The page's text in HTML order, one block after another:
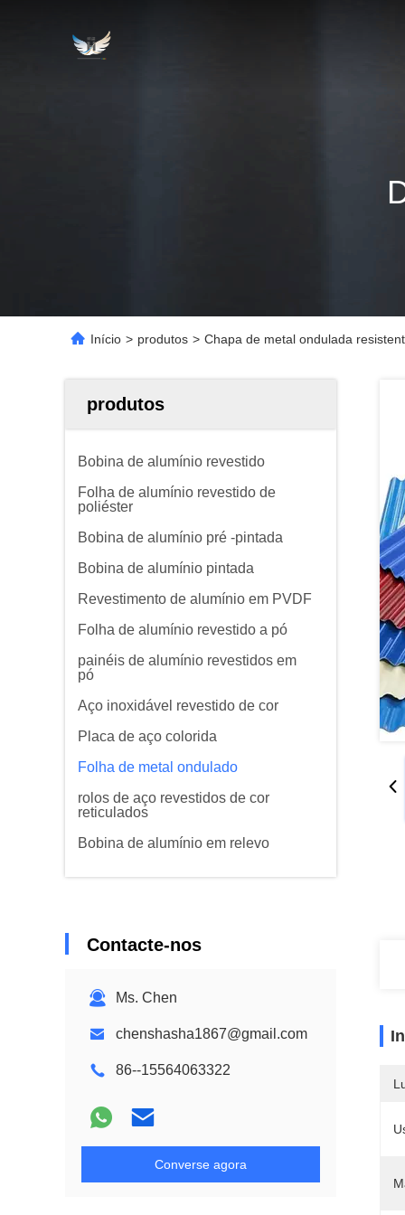
Início > produtos > Chapa de metal ondulada
produtos
Bobina de alumínio revestido
Folha de alumínio revestido de
poliéster
Bobina de alumínio pré -pintada
Bobina de alumínio pintada
Revestimento de alumínio em PVDF
Folha de alumínio revestido a pó
painéis de alumínio revestidos em
pó
Aço inoxidável revestido de cor
Placa de aço colorida
Folha de metal ondulado
rolos de aço revestidos de cor
reticulados
Bobina de alumínio em relevo
Contacte-nos
Ms. Chen
chenshasha1867@gmail.com
86--15564063322
Converse agora